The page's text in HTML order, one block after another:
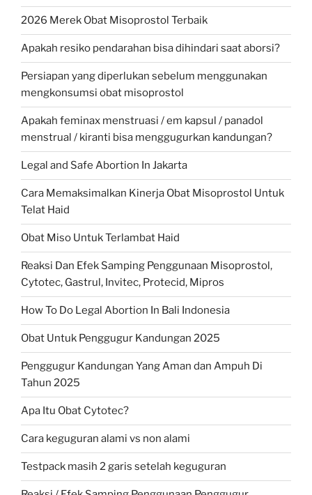
2026 Merek Obat Misoprostol Terbaik
Apakah resiko pendarahan bisa dihindari saat aborsi?
Persiapan yang diperlukan sebelum menggunakan
mengkonsumsi obat misoprostol
Apakah feminax menstruasi / em kapsul / panadol
menstrual / kiranti bisa menggugurkan kandungan?
Legal and Safe Abortion In Jakarta
Cara Memaksimalkan Kinerja Obat Misoprostol Untuk
Telat Haid
Obat Miso Untuk Terlambat Haid
Reaksi Dan Efek Samping Penggunaan Misoprostol,
Cytotec, Gastrul, Invitec, Protecid, Mipros
How To Do Legal Abortion In Bali Indonesia
Obat Untuk Penggugur Kandungan 2025
Penggugur Kandungan Yang Aman dan Ampuh Di
Tahun 2025
Apa Itu Obat Cytotec?
Cara keguguran alami vs non alami
Testpack masih 2 garis setelah keguguran